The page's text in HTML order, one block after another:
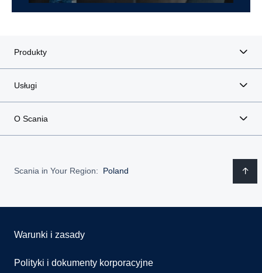
Produkty
Usługi
O Scania
Scania in Your Region: Poland
Warunki i zasady
Polityki i dokumenty korporacyjne